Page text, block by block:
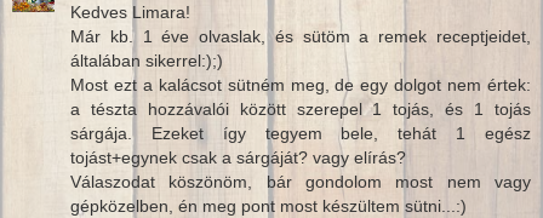
Kedves Limara!
Már kb. 1 éve olvaslak, és sütöm a remek receptjeidet,
általában sikerrel:);)
Most ezt a kalácsot sütném meg, de egy dolgot nem értek:
a tészta hozzávalói között szerepel 1 tojás, és 1 tojás
sárgája. Ezeket így tegyem bele, tehát 1 egész
tojást+egynek csak a sárgáját? vagy elírás?
Válaszodat köszönöm, bár gondolom most nem vagy
gépközelben, én meg pont most készültem sütni...:)